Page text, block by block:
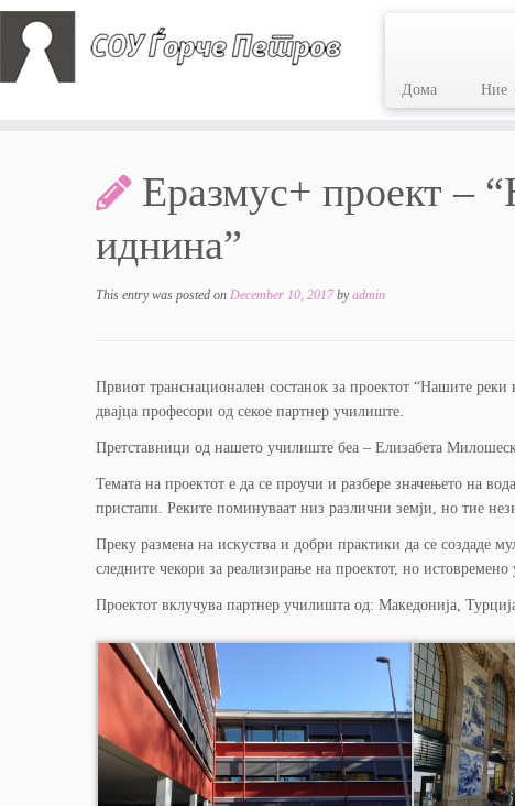
Дома Ние
Еразмус+ проект –
иднина”
This entry was posted on December 10, 2017 byadmin
Првиот транснационален состанок за проектот “Нашите
двајца професори од секое партнер училиште.
Претставници од нашето училиште беа – Елизабета
Темата на проектот е да се проучи и разбере значењето на
пристапи. Реките поминуваат низ различни земји, но тие
Преку размена на искуства и добри практики да се создаде
следните чекори за реализирање на проектот, но
Проектот вклучува партнер училишта од: Македонија,